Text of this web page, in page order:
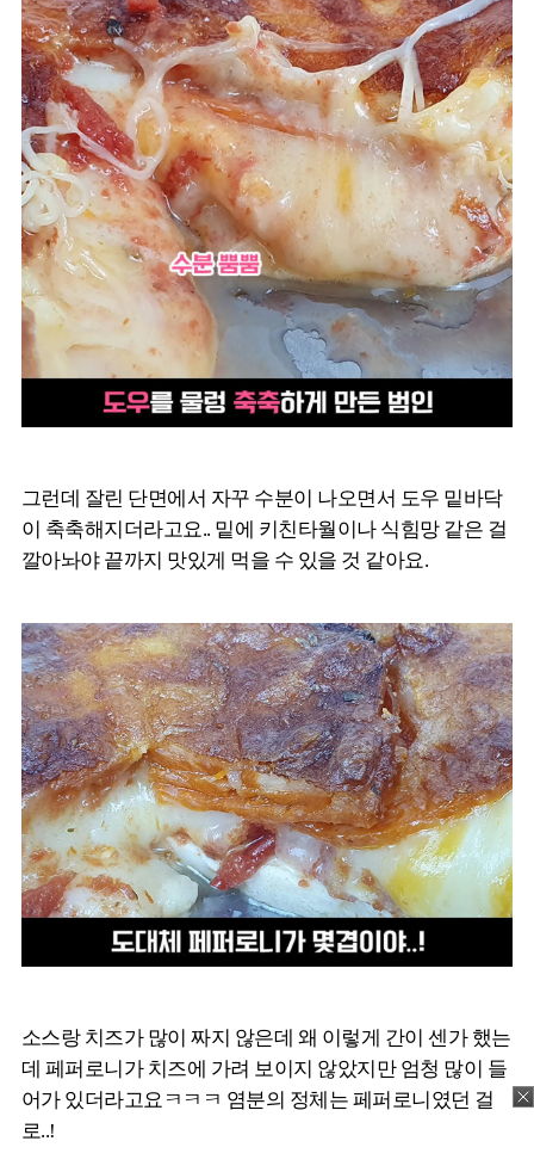
그런데 잘린 단면에서 자꾸 수분이 나오면서 도우 밑바닥
이 축축해지더라고요.. 밑에 키친타월이나 식힘망 같은 걸
깔아놔야 끝까지 맛있게 먹을 수 있을 것 같아요.
소스랑 치즈가 많이 짜지 않은데 왜 이렇게 간이 센가 했는
데 페퍼로니가 치즈에 가려 보이지 않았지만 엄청 많이 들
어가 있더라고요ㅋㅋㅋ 염분의 정체는 페퍼로니였던 걸
로..!